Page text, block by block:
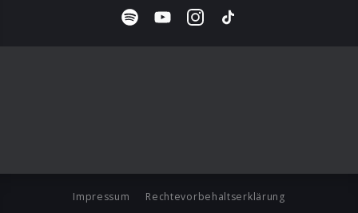
Impressum Rechtevorbehaltserklärung